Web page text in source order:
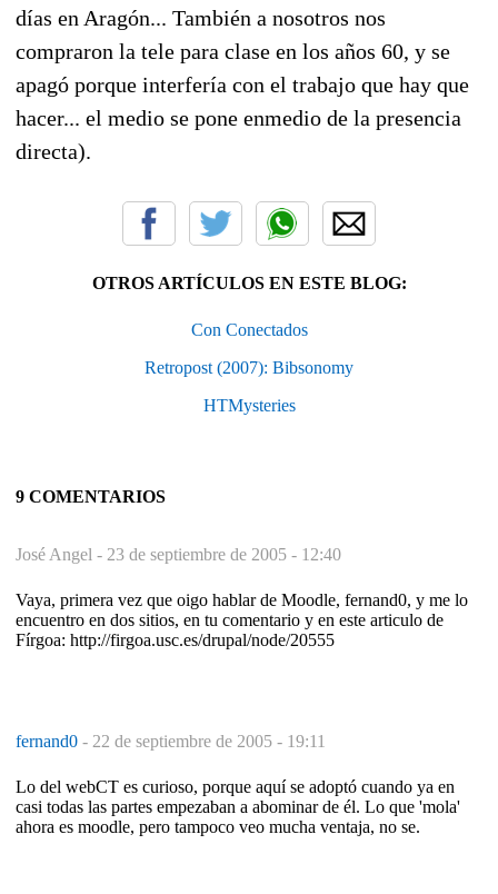
días en Aragón... También a nosotros nos
compraron la tele para clase en los años 60, y se
apagó porque interfería con el trabajo que hay que
hacer... el medio se pone enmedio de la presencia
directa).
OTROS ARTÍCULOS EN ESTE BLOG:
Con Conectados
Retropost (2007): Bibsonomy
HTMysteries
9 COMENTARIOS
José Angel - 23 de septiembre de 2005 - 12:40
Vaya, primera vez que oigo hablar de Moodle, fernand0, y me lo
encuentro en dos sitios, en tu comentario y en este articulo de
Fírgoa: http://firgoa.usc.es/drupal/node/20555
fernand0 - 22 de septiembre de 2005 - 19:11
Lo del webCT es curioso, porque aquí se adoptó cuando ya en
casi todas las partes empezaban a abominar de él. Lo que 'mola'
ahora es moodle, pero tampoco veo mucha ventaja, no se.